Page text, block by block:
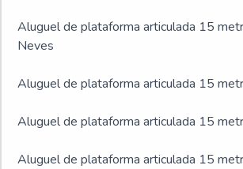
Aluguel de plataforma articulada 15
Neves
Aluguel de plataforma articulada 15
Aluguel de plataforma articulada 15
Aluguel de plataforma articulada 15